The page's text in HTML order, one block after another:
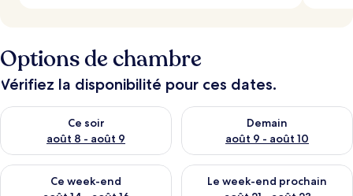
Options de chambre
Vérifiez la disponibilité pour ces dates.
Ce soir
août 8 - août 9
Vérifier la disponibilité pour ce soir août 8 - août 9
Demain
août 9 - août 10
Vérifier la disponibilité pour
Ce week-end
Vérifier la disponibilité pour ce week-end août 14 - août 16
Le week-end prochain
Vérifier la disponibilité pour